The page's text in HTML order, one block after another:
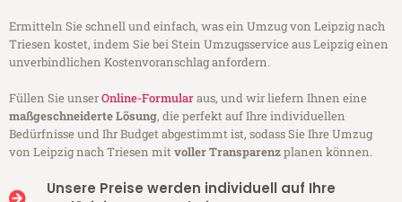
Ermitteln Sie schnell und einfach, was ein Umzug von Leipzig nach
Triesen kostet, indem Sie bei Stein Umzugsservice aus Leipzig einen
unverbindlichen Kostenvoranschlag anfordern.
Füllen Sie unserOnline-Formularaus, und wir liefern Ihnen eine
maßgeschneiderte Lösung, die perfekt auf Ihre individuellen
Bedürfnisse und Ihr Budget abgestimmt ist, sodass Sie Ihre Umzug
von Leipzig nach Triesen mitvoller Transparenzplanen können.
Unsere Preise werden individuell auf Ihre